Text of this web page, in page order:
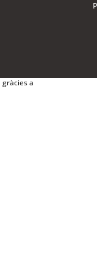
gràcies a